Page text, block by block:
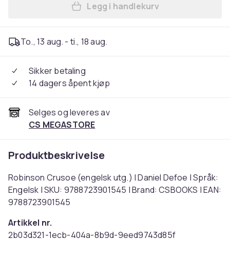
Legg Robinson Crusoe
Legg i handlekurv
To., 13 aug. - ti., 18 aug.
Sikker betaling
14 dagers åpent kjøp
Selges og leveres av
CS MEGASTORE
Produktbeskrivelse
Robinson Crusoe (engelsk utg.) | Daniel Defoe | Språk:
Engelsk | SKU: 9788723901545 | Brand: CSBOOKS | EAN:
9788723901545
Artikkel nr.
2b03d321-1ecb-404a-8b9d-9eed9743d85f